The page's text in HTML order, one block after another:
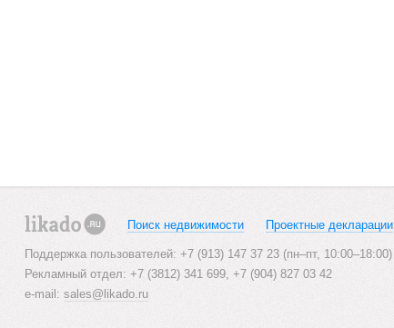
Поиск недвижимости Проектные декларации
Поддержка пользователей: +7 (913) 147 37 23 (пн–пт, 10:00–18:00)
Рекламный отдел: +7 (3812) 341 699, +7 (904) 827 03 42
e-mail: sales@likado.ru